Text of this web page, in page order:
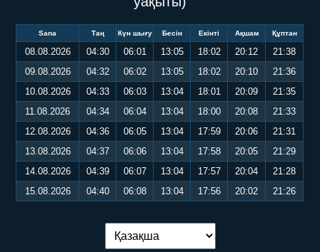
Sana Таң Күн шығу Бесін Екінті Ақшам Құптан
08.08.2026 04:30 06:01 13:05 18:02 20:12
21:38
09.08.2026
04:32 06:02 13:05 18:02 20:10
21:36
10.08.2026
04:33 06:03 13:04 18:01 20:09
21:35
11.08.2026
04:34 06:04 13:04 18:00 20:08
21:33
12.08.2026
04:36 06:05 13:04 17:59 20:06
21:31
13.08.2026
04:37 06:06 13:04 17:58 20:05
21:29
14.08.2026
04:39 06:07 13:04 17:57 20:04
21:28
15.08.2026
04:40 06:08 13:04 17:56 20:02 21:26
Тілді ауыстыру: